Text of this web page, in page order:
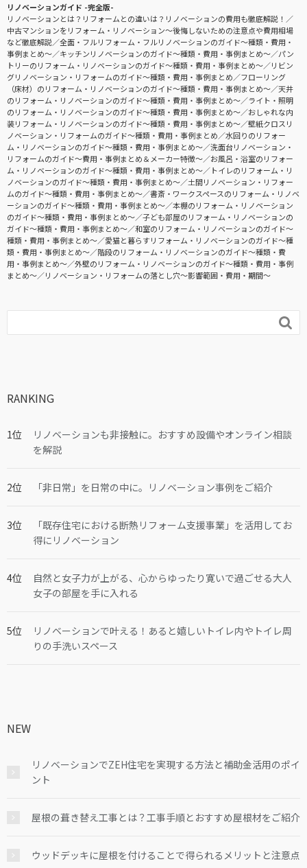
リノベーションガイド -完全版-
リノベーションとは？リフォームとの違いは？リノベーションの費用も徹底解説！
中古マンションをリフォーム・リノベーション〜後悔しないための注意点や費用相場
など徹底解説
全面・フルリフォーム・フルリノベーションのガイド〜種類・費用・
事例まとめ〜
キッチンリノベーションのガイド〜種類・費用・事例まとめ〜
パン
トリーのリフォーム・リノベーションのガイド〜種類・費用・事例まとめ〜
リビン
グリノベーション・リフォームのガイド〜種類・費用・事例まとめ
フローリング
（床材）のリフォーム・リノベーションのガイド〜種類・費用・事例まとめ〜
天井
のリフォーム・リノベーションのガイド〜種類・費用・事例まとめ〜
ライト・照明
のリフォーム・リノベーションのガイド〜種類・費用・事例まとめ〜
おしゃれな内
装リフォーム・リノベーションのガイド〜種類・費用・事例まとめ〜
壁紙クロスリ
ノベーション・リフォームのガイド〜種類・費用・事例まとめ
水回りのリフォー
ム・リノベーションのガイド〜種類・費用・事例まとめ〜
洗面台リノベーション・
リフォームのガイド〜費用・事例まとめ＆メーカー特徴〜
お風呂・浴室のリフォー
ム・リノベーションのガイド〜種類・費用・事例まとめ〜
トイレのリフォーム・リ
ノベーションのガイド〜種類・費用・事例まとめ〜
土間リノベーション・リフォー
ムのガイド〜種類・費用・事例まとめ〜
書斎・ワークスペースのリフォーム・リノベ
ーションのガイド〜種類・費用・事例まとめ〜
本棚のリフォーム・リノベーション
のガイド〜種類・費用・事例まとめ〜
子ども部屋のリフォーム・リノベーションの
ガイド〜種類・費用・事例まとめ〜
和室のリフォーム・リノベーションのガイド〜
種類・費用・事例まとめ〜
愛猫と暮らすリフォーム・リノベーションのガイド〜種
類・費用・事例まとめ〜
階段のリフォーム・リノベーションのガイド〜種類・費
用・事例まとめ〜
外壁のリフォーム・リノベーションのガイド〜種類・費用・事例
まとめ〜
リノベーション・リフォームの落とし穴～影響範囲・費用・期間～

RANKING
リノベーションも非接触に。おすすめ設備やオンライン相談
を解説
「非日常」を日常の中に。リノベーション事例をご紹介
「既存住宅における断熱リフォーム支援事業」を活用してお
得にリノベーション
自然と女子力が上がる、心からゆったり寛いで過ごせる大人
女子の部屋を手に入れる
リノベーションで叶える！あると嬉しいトイレ内やトイレ周
りの手洗いスペース
NEW
リノベーションでZEH住宅を実現する方法と補助金活用のポイ
ント
屋根の葺き替え工事とは？工事手順とおすすめ屋根材をご紹介
ウッドデッキに屋根を付けることで得られるメリットと注意点